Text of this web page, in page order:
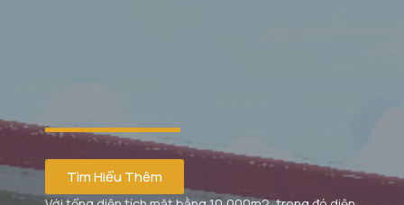
Tìm Hiểu Thêm